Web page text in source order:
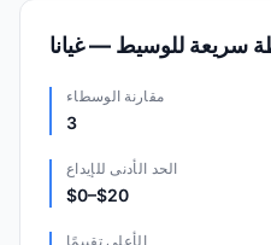
سريعة للوسيط — غيانا
مقارنة الوسطاء
3
الحد الأدنى للإيداع
$0–$20
الأعلى تقييمًا